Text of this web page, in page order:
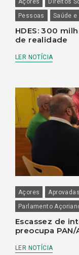
Açores Direitos
Pessoas
Saúde
HDES: 300
de realidade
LER NOTÍCIA
Açores Aprovadas
Parlamento
Escassez de
preocupa PAN/
LER NOTÍCIA